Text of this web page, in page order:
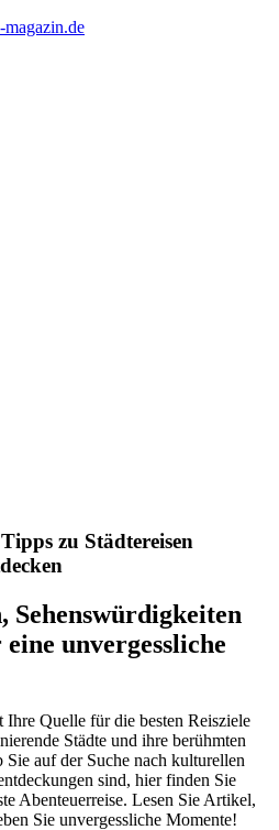
magazin.de
zu Städtereisen
Sehenswürdigkeiten
unvergessliche
Ihre Quelle für die besten Reisziele
Städte und ihre berühmten
auf der Suche nach kulturellen
sind, hier finden Sie
Abenteuerreise. Lesen Sie Artikel,
Sie unvergessliche Momente!